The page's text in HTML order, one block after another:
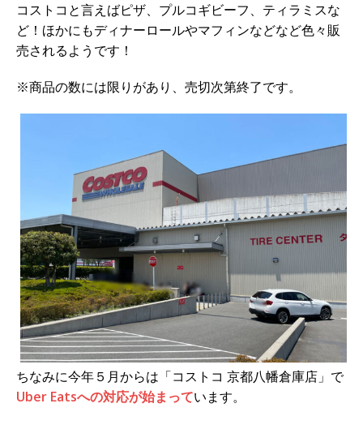
コストコと言えばピザ、プルコギビーフ、ティラミスな
ど！ほかにもディナーロールやマフィンなどなど色々販
売されるようです！
※商品の数には限りがあり、売切次第終了です。
ちなみに今年５月からは「コストコ 京都八幡倉庫店」で
Uber Eatsへの対応が始まっています。